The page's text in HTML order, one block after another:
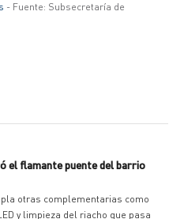
- Fuente: Subsecretaría de
el flamante puente del barrio
otras complementarias como
y limpieza del riacho que pasa